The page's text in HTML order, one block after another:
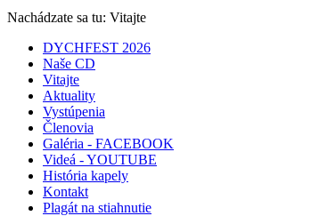
Nachádzate sa tu: Vitajte
DYCHFEST 2026
Naše CD
Vitajte
Aktuality
Vystúpenia
Členovia
Galéria - FACEBOOK
Videá - YOUTUBE
História kapely
Kontakt
Plagát na stiahnutie